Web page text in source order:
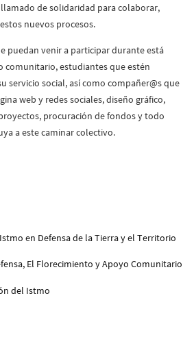
de solidaridad para colaborar,
nuevos procesos.
puedan venir a participar durante está
comunitario, estudiantes que estén
servicio social, así como compañer@s que
web y redes sociales, diseño gráfico,
procuración de fondos y todo
a este caminar colectivo.
en Defensa de la Tierra y el Territorio
El Florecimiento y Apoyo Comunitario
del Istmo